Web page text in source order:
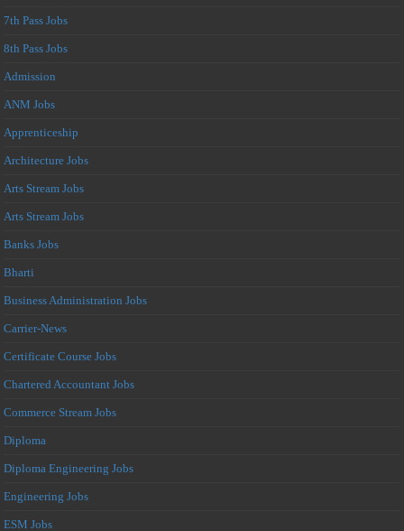
7th Pass Jobs
8th Pass Jobs
Admission
ANM Jobs
Apprenticeship
Architecture Jobs
Arts Stream Jobs
Arts Stream Jobs
Banks Jobs
Bharti
Business Administration Jobs
Carrier-News
Certificate Course Jobs
Chartered Accountant Jobs
Commerce Stream Jobs
Diploma
Diploma Engineering Jobs
Engineering Jobs
ESM Jobs